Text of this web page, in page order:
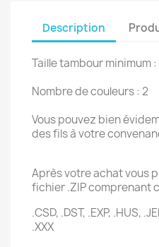
Description
Taille tambour minimum :
Nombre de couleurs : 2
Vous pouvez bien
des fils à votre
Après votre achat vous
fichier .ZIP comprenant
.CSD, .DST, .EXP, .HUS,
.XXX